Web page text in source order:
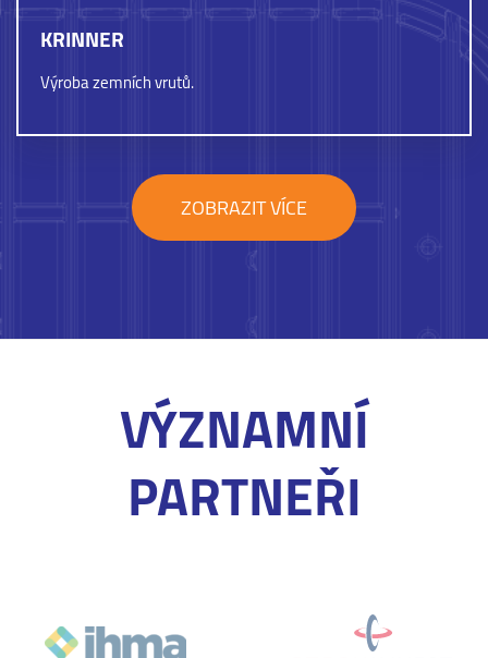
KRINNER
Výroba zemních vrutů.
ZOBRAZIT VÍCE
VÝZNAMNÍ
PARTNEŘI